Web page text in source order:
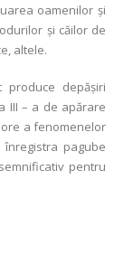
oamenilor și
și căilor de
altele.
depășiri
III – a de apărare
a fenomenelor
pagube
pentru